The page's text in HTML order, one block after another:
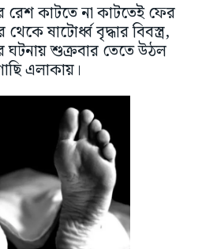
রেশ কাটতে না কাটতেই ফের
ষাটোর্ধ্ব বৃদ্ধার বিবস্ত্র,
ঘটনায় শুক্রবার তেতে উঠল
এলাকায়।